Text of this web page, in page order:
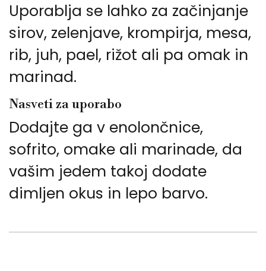
Uporablja se lahko za začinjanje
sirov, zelenjave, krompirja, mesa,
rib, juh, pael, rižot ali pa omak in
marinad.
Nasveti za uporabo
Dodajte ga v enolončnice,
sofrito, omake ali marinade, da
vašim jedem takoj dodate
dimljen okus in lepo barvo.